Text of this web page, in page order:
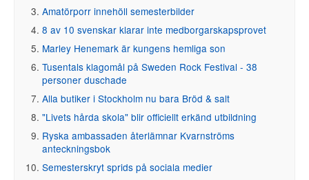
Amatörporr innehöll semesterbilder
8 av 10 svenskar klarar inte medborgarskapsprovet
Marley Henemark är kungens hemliga son
Tusentals klagomål på Sweden Rock Festival - 38
personer duschade
Alla butiker i Stockholm nu bara Bröd & salt
"Livets hårda skola" blir officiellt erkänd utbildning
Ryska ambassaden återlämnar Kvarnströms
anteckningsbok
Semesterskryt sprids på sociala medier